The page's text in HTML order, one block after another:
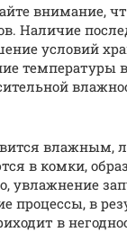
внимание,
Наличие
условий
температуры
влажным,
в комки,
увлажнение
процессы, в
в